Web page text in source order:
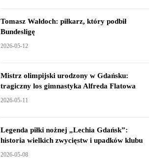
Tomasz Wałdoch: piłkarz, który podbił
Bundesligę
2026-05-12
Mistrz olimpijski urodzony w Gdańsku:
tragiczny los gimnastyka Alfreda Flatowa
2026-05-11
Legenda piłki nożnej „Lechia Gdańsk”:
historia wielkich zwycięstw i upadków klubu
2026-05-08